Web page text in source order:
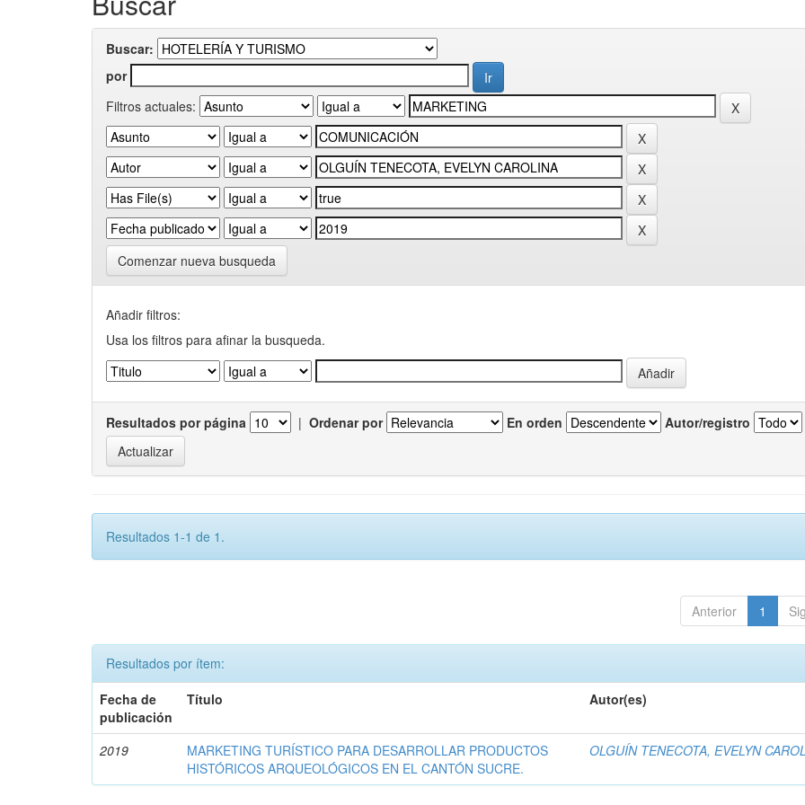
Buscar:
por
Filtros actuales:
Comenzar nueva busqueda
Añadir filtros:
Usa los filtros para afinar la busqueda.
Resultados por página | Ordenar por En orden Autor/registro
Resultados 1-1 de 1.
Anterior 1
Resultados por ítem:
Fecha de
publicación
Título Autor(es)
2019
MARKETING TURÍSTICO PARA DESARROLLAR PRODUCTOS
HISTÓRICOS ARQUEOLÓGICOS EN EL CANTÓN SUCRE.
OLGUÍN TENECOTA, EVELYN